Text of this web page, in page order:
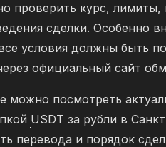
проверить курс, лимиты,
сделки. Особенно
условия должны быть
официальный сайт
можно посмотреть
USDT за рубли в
перевода и порядок